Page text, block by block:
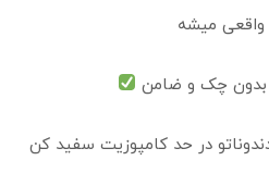
واقعی میشه
بدون چک و ضامن